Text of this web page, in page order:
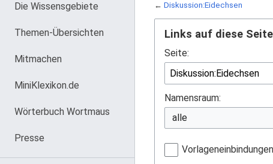
← Diskussion:Eidechsen
Links auf diese Seite
Seite:
Namensraum:
Die Wissensgebiete
Themen-Übersichten
Mitmachen
MiniKlexikon.de
Wörterbuch Wortmaus
Presse